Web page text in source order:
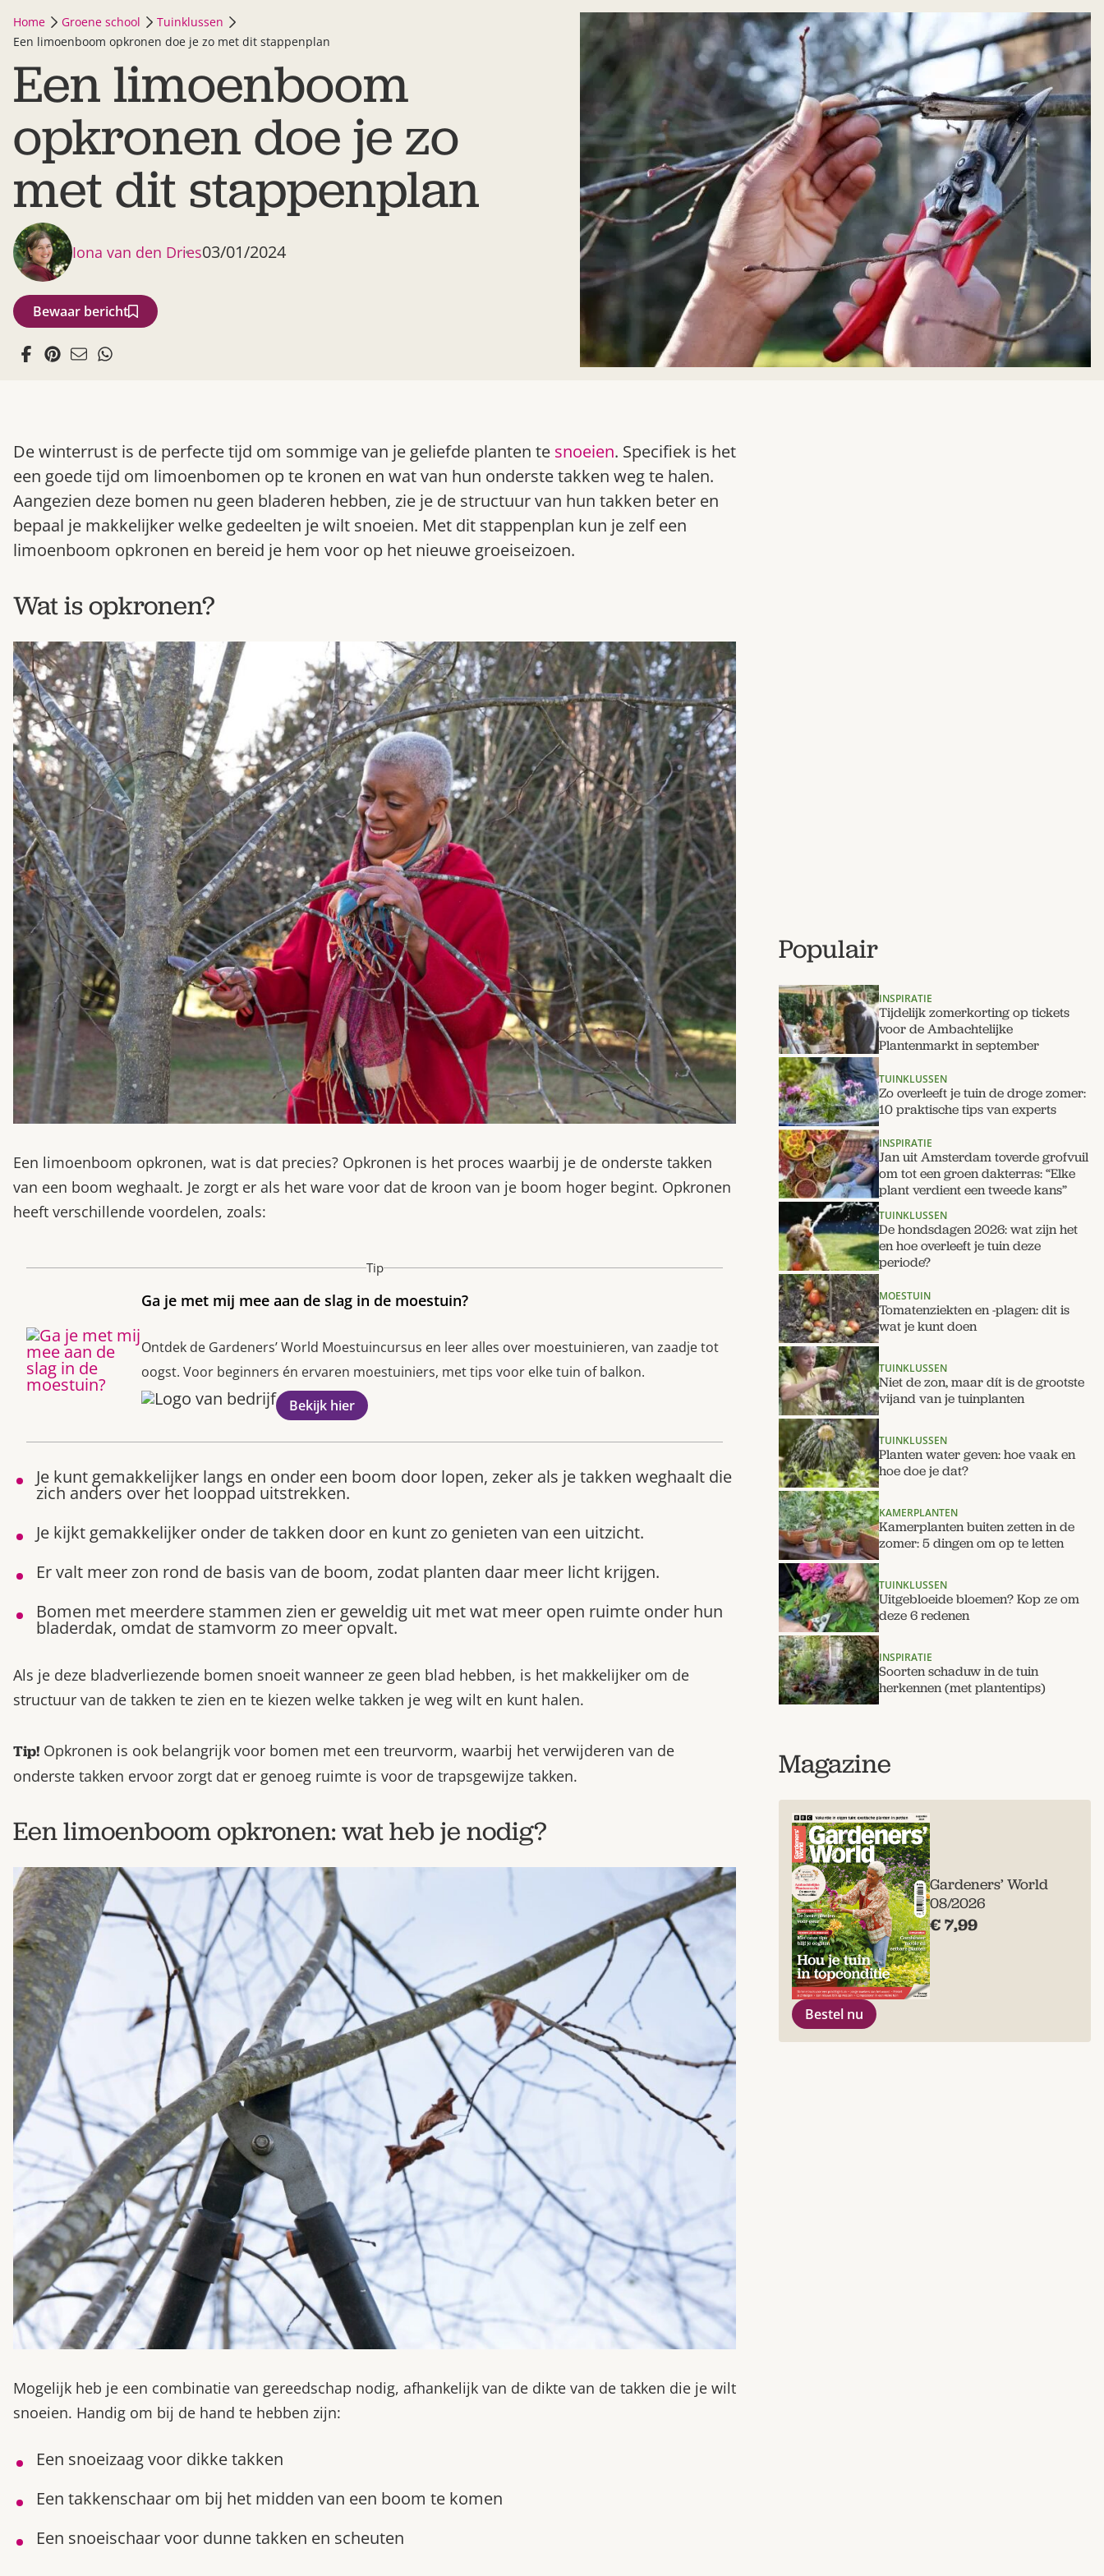
Home Groene school
Tuinklussen
Een limoenboom opkronen doe je zo met dit stappenplan
Een limoenboom
opkronen doe je zo
met dit stappenplan
Iona van den Dries03/01/2024
Bewaar bericht
De winterrust is de perfecte tijd om sommige van je geliefde planten te snoeien. Specifiek is het
een goede tijd om limoenbomen op te kronen en wat van hun onderste takken weg te halen.
Aangezien deze bomen nu geen bladeren hebben, zie je de structuur van hun takken beter en
bepaal je makkelijker welke gedeelten je wilt snoeien. Met dit stappenplan kun je zelf een
limoenboom opkronen en bereid je hem voor op het nieuwe groeiseizoen.
Wat is opkronen?
Een limoenboom opkronen, wat is dat precies? Opkronen is het proces waarbij je de onderste takken
van een boom weghaalt. Je zorgt er als het ware voor dat de kroon van je boom hoger begint. Opkronen
heeft verschillende voordelen, zoals:
Tip
Ga je met mij mee aan de slag in de moestuin?
Ontdek de Gardeners’ World Moestuincursus en leer alles over moestuinieren, van zaadje tot
oogst. Voor beginners én ervaren moestuiniers, met tips voor elke tuin of balkon.
Bekijk hier
Je kunt gemakkelijker langs en onder een boom door lopen, zeker als je takken weghaalt die
zich anders over het looppad uitstrekken.
Je kijkt gemakkelijker onder de takken door en kunt zo genieten van een uitzicht.
Er valt meer zon rond de basis van de boom, zodat planten daar meer licht krijgen.
Bomen met meerdere stammen zien er geweldig uit met wat meer open ruimte onder hun
bladerdak, omdat de stamvorm zo meer opvalt.
Als je deze bladverliezende bomen snoeit wanneer ze geen blad hebben, is het makkelijker om de
structuur van de takken te zien en te kiezen welke takken je weg wilt en kunt halen.
Tip! Opkronen is ook belangrijk voor bomen met een treurvorm, waarbij het verwijderen van de
onderste takken ervoor zorgt dat er genoeg ruimte is voor de trapsgewijze takken.
Een limoenboom opkronen: wat heb je nodig?
Mogelijk heb je een combinatie van gereedschap nodig, afhankelijk van de dikte van de takken die je wilt
snoeien. Handig om bij de hand te hebben zijn:
Een snoeizaag voor dikke takken
Een takkenschaar om bij het midden van een boom te komen
Een snoeischaar voor dunne takken en scheuten
Populair
INSPIRATIE
Tijdelijk zomerkorting op tickets
voor de Ambachtelijke
Plantenmarkt in september
TUINKLUSSEN
Zo overleeft je tuin de droge zomer:
10 praktische tips van experts
INSPIRATIE
Jan uit Amsterdam toverde grofvuil
om tot een groen dakterras: “Elke
plant verdient een tweede kans”
TUINKLUSSEN
De hondsdagen 2026: wat zijn het
en hoe overleeft je tuin deze
periode?
MOESTUIN
Tomatenziekten en -plagen: dit is
wat je kunt doen
TUINKLUSSEN
Niet de zon, maar dít is de grootste
vijand van je tuinplanten
TUINKLUSSEN
Planten water geven: hoe vaak en
hoe doe je dat?
KAMERPLANTEN
Kamerplanten buiten zetten in de
zomer: 5 dingen om op te letten
TUINKLUSSEN
Uitgebloeide bloemen? Kop ze om
deze 6 redenen
INSPIRATIE
Soorten schaduw in de tuin
herkennen (met plantentips)
Magazine
Gardeners’ World
08/2026
€ 7,99
Bestel nu